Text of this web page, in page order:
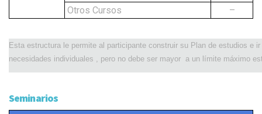
Otros Cursos
–
Esta estructura le permite al participante construir su Plan de estudios e
necesidades individuales , pero no debe ser mayor a un límite máximo
Seminarios